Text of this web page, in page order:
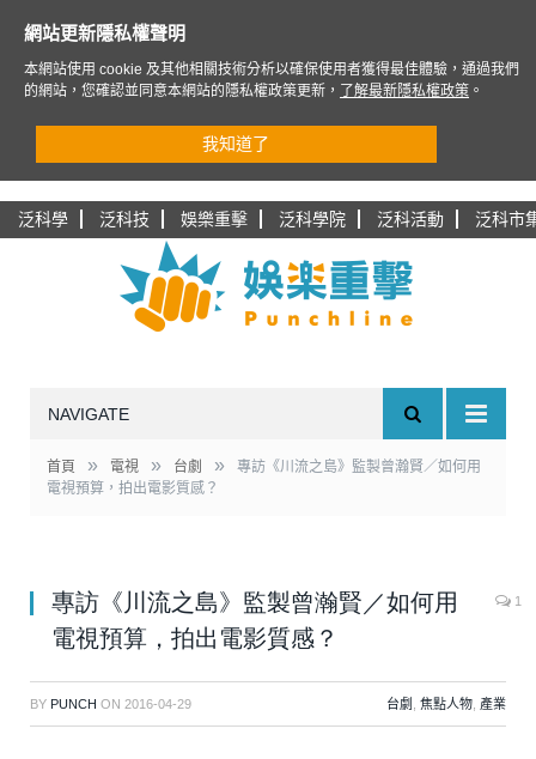
泛科學 泛科技 娛樂重擊 泛科學院 泛科活動 泛科市
NAVIGATE
首頁 » 電視 » 台劇 »
專訪《川流之島》監製曾瀚賢／如何用
電視預算，拍出電影質感？
專訪《川流之島》監製曾瀚賢／如何用
電視預算，拍出電影質感？
1
BY PUNCH ON 2016-04-29 台劇 焦點人物 產業
網站更新隱私權聲明
本網站使用 cookie 及其他相關技術分析以確保使用者獲得最佳體驗，通過我們
的網站，您確認並同意本網站的隱私權政策更新，
了解最新隱私權政策 。
我知道了